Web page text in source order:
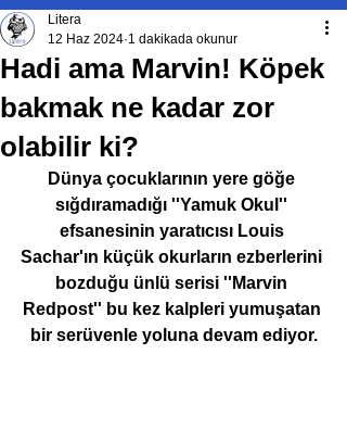
Hadi ama Marvin! Köpek
bakmak ne kadar zor
olabilir ki?
Litera
12 Haz 2024 1 dakikada okunur
Dünya çocuklarının yere göğe
sığdıramadığı ''Yamuk Okul''
efsanesinin yaratıcısı Louis
Sachar'ın küçük okurların ezberlerini
bozduğu ünlü serisi ''Marvin
Redpost'' bu kez kalpleri yumuşatan
bir serüvenle yoluna devam ediyor.